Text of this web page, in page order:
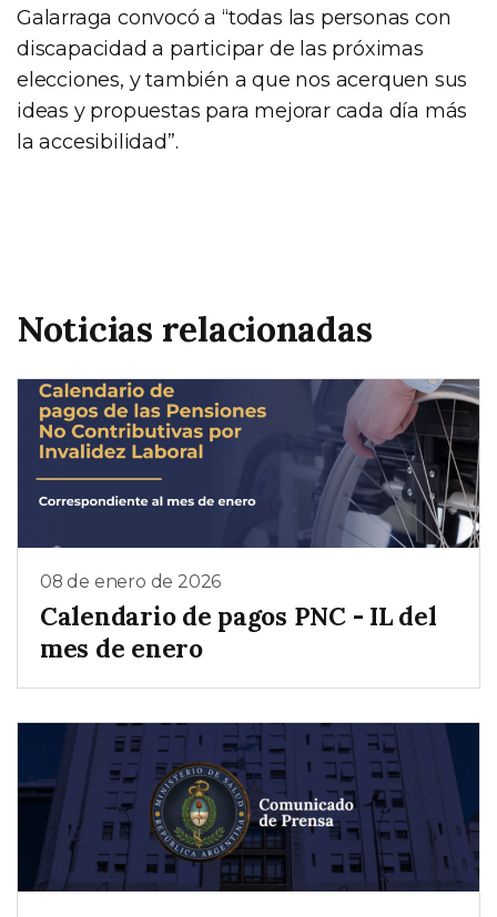
Galarraga convocó a “todas las personas con
discapacidad a participar de las próximas
elecciones, y también a que nos acerquen sus
ideas y propuestas para mejorar cada día más
la accesibilidad”.
Noticias relacionadas
08 de enero de 2026
Calendario de pagos PNC - IL del
mes de enero